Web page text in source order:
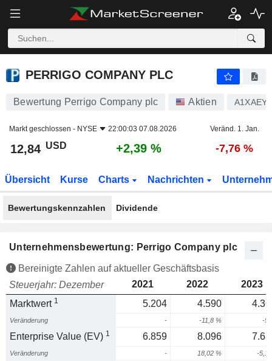
PERRIGO COMPANY PLC
PERRIGO COMPANY PLC
Bewertung Perrigo Company plc Aktien A1XAEY
Markt geschlossen - NYSE 22:00:03 07.08.2026 Veränd. 1. Jan.
12,84 USD +2,39 % -7,76 %
Übersicht Kurse Charts Nachrichten
Bewertungskennzahlen Dividende
Unternehmensbewertung: Perrigo Company plc
Bereinigte Zahlen auf aktueller Geschäftsbasis
Steuerjahr: Dezember
2021 2022
2023
Marktwert 1 5.204 4.590
Veränderung - -11,8 % -5
Enterprise Value (EV) 1 6.859 8.096
Veränderung - 18,02 % -5,1